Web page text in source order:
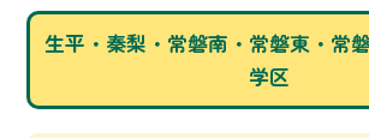
生平・秦梨・常磐南・常磐東・常
学区